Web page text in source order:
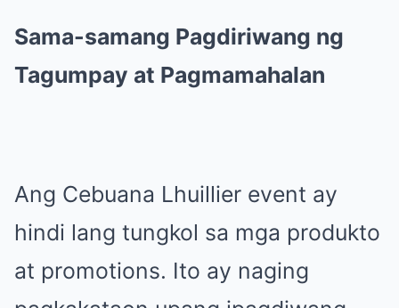
Sama-samang Pagdiriwang ng
Tagumpay at Pagmamahalan
Ang Cebuana Lhuillier event ay
hindi lang tungkol sa mga produkto
at promotions. Ito ay naging